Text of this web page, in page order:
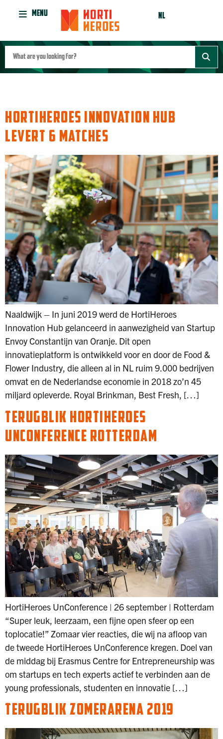
MENU NL
HORTIHEROES INNOVATION HUB
LEVERT 6 MATCHES
Naaldwijk – In juni 2019 werd de HortiHeroes
Innovation Hub gelanceerd in aanwezigheid van Startup
Envoy Constantijn van Oranje. Dit open
innovatieplatform is ontwikkeld voor en door de Food &
Flower Industry, die alleen al in NL ruim 9.000 bedrijven
omvat en de Nederlandse economie in 2018 zo’n 45
miljard opleverde. Royal Brinkman, Best Fresh, […]
TERUGBLIK HORTIHEROES
UNCONFERENCE ROTTERDAM
HortiHeroes UnConference | 26 september | Rotterdam
“Super leuk, leerzaam, een fijne open sfeer op een
toplocatie!” Zomaar vier reacties, die wij na afloop van
de tweede HortiHeroes UnConference kregen. Doel van
de middag bij Erasmus Centre for Entrepreneurship was
om startups en tech experts actief te verbinden aan de
young professionals, studenten en innovatie […]
TERUGBLIK ZOMERARENA 2019